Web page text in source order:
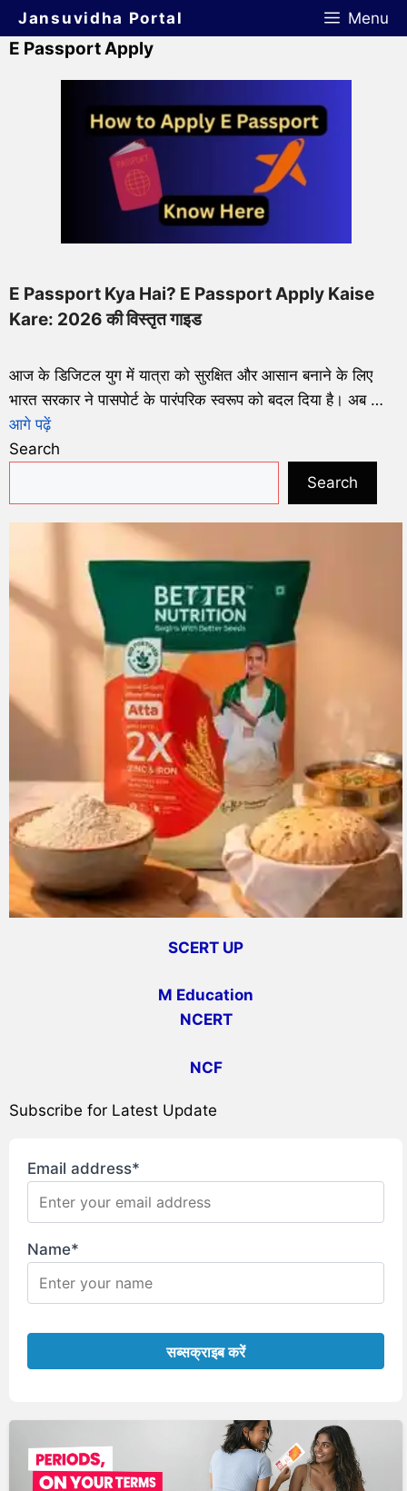
Jansuvidha Portal Menu
E Passport Apply
E Passport Kya Hai? E Passport Apply Kaise
Kare: 2026 की विस्तृत गाइड
आज के डिजिटल युग में यात्रा को सुरक्षित और आसान बनाने के लिए
भारत सरकार ने पासपोर्ट के पारंपरिक स्वरूप को बदल दिया है। अब …
आगे पढ़ें
Search
Search
SCERT UP
M Education
NCERT
NCF
Subscribe for Latest Update
Email address*
Name*